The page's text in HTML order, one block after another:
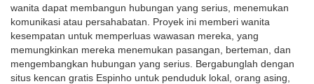
wanita dapat membangun hubungan yang serius, menemukan
komunikasi atau persahabatan. Proyek ini memberi wanita
kesempatan untuk memperluas wawasan mereka, yang
memungkinkan mereka menemukan pasangan, berteman, dan
mengembangkan hubungan yang serius. Bergabunglah dengan
situs kencan gratis Espinho untuk penduduk lokal, orang asing,